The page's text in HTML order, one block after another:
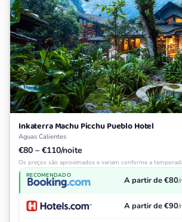
Inkaterra Machu Picchu Pueblo Hotel
Aguas Calientes
€80 – €110/noite
Os preços são aproximados e variam conforme a
RECOMENDADO A partir de €80/
A partir de €90/